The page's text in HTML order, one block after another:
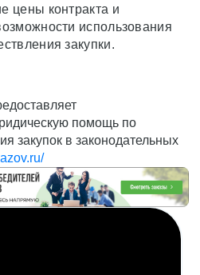
цены контракта и
использования
закупки.
помощь по
закупок в законодательных